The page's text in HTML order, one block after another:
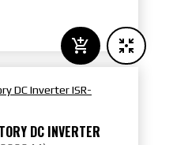
DC INVERTER